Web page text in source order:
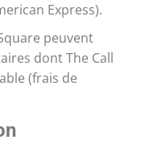
Express).
peuvent
dont The Call
(frais de